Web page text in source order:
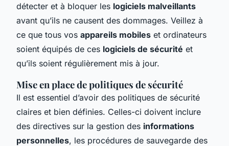
détecter et à bloquer les logiciels malveillants
avant qu’ils ne causent des dommages. Veillez à
ce que tous vos appareils mobiles et ordinateurs
soient équipés de ces logiciels de sécurité et
qu’ils soient régulièrement mis à jour.
Mise en place de politiques de sécurité
Il est essentiel d’avoir des politiques de sécurité
claires et bien définies. Celles-ci doivent inclure
des directives sur la gestion des informations
personnelles, les procédures de sauvegarde des